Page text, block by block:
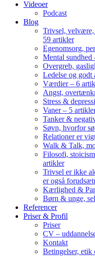
Videoer
Podcast
Blog
Trivsel,
59 artikler
Egenomsorg,
Mental sundhed
Overgreb,
Ledelse og
Værdier – 6
Angst,
Stress &
Vaner – 5
Tanker &
Søvn, hvorfor
Relationer er
Walk & Talk,
Filosofi,
artikler
Trivsel er ikke
er også
Kærlighed &
Børn & unge,
Referencer
Priser & Profil
Priser
CV –
Kontakt
Betingelser, etik